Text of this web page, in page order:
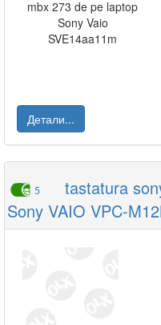
Детали...
5
tastatura
Sony VAIO VPC-